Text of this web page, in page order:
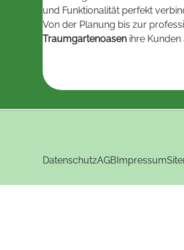
und Funktionalität perfekt
Von der Planung bis zur
Traumgartenoasen ihre
DatenschutzAGBImpressum